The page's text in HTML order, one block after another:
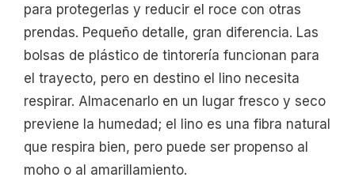
para protegerlas y reducir el roce con otras
prendas. Pequeño detalle, gran diferencia. Las
bolsas de plástico de tintorería funcionan para
el trayecto, pero en destino el lino necesita
respirar. Almacenarlo en un lugar fresco y seco
previene la humedad; el lino es una fibra natural
que respira bien, pero puede ser propenso al
moho o al amarillamiento.